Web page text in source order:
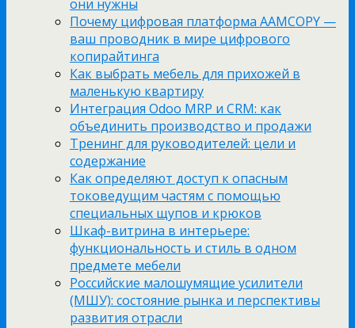
они нужны
Почему цифровая платформа AAMCOPY —
ваш проводник в мире цифрового
копирайтинга
Как выбрать мебель для прихожей в
маленькую квартиру
Интеграция Odoo MRP и CRM: как
объединить производство и продажи
Тренинг для руководителей: цели и
содержание
Как определяют доступ к опасным
токоведущим частям с помощью
специальных щупов и крюков
Шкаф-витрина в интерьере:
функциональность и стиль в одном
предмете мебели
Российские малошумящие усилители
(МШУ): состояние рынка и перспективы
развития отрасли